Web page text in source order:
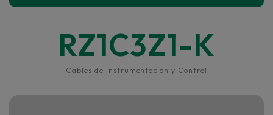
RZ1C3Z1-K
Cables de Instrumentación y Control